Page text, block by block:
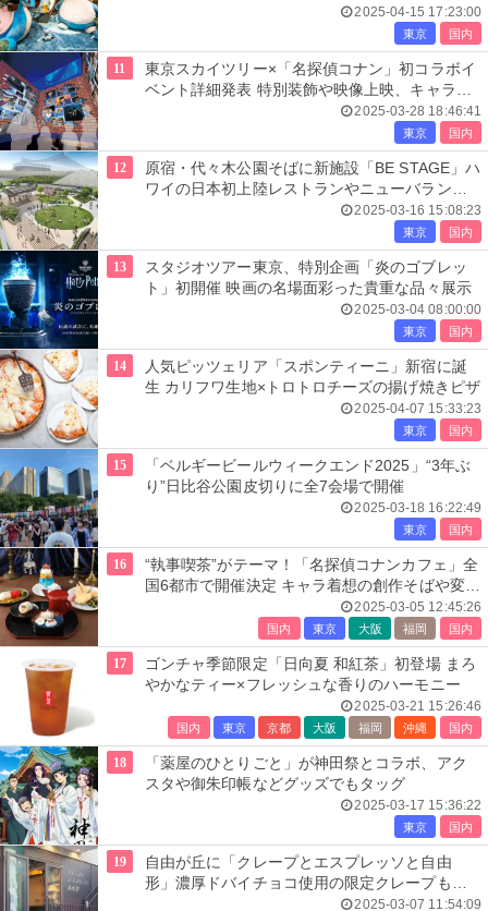
2025-04-15 17:23:00
東京 国内
11
東京スカイツリー×「名探偵コナン」初コラボイ
ベント詳細発表 特別装飾や映像上映、キャラ達
2025-03-28 18:46:41
東京 国内
12
原宿・代々木公園そばに新施設「BE STAGE」ハ
ワイの日本初上陸レストランやニューバランス
2025-03-16 15:08:23
東京 国内
13
スタジオツアー東京、特別企画「炎のゴブレッ
ト」初開催 映画の名場面彩った貴重な品々展示
2025-03-04 08:00:00
東京 国内
14
人気ピッツェリア「スポンティーニ」新宿に誕
生 カリフワ生地×トロトロチーズの揚げ焼きピザ
2025-04-07 15:33:23
東京 国内
15
「ベルギービールウィークエンド2025」“3年ぶ
り”日比谷公園皮切りに全7会場で開催
2025-03-18 16:22:49
東京 国内
16
“執事喫茶”がテーマ！「名探偵コナンカフェ」全
国6都市で開催決定 キャラ着想の創作そばや変声
2025-03-05 12:45:26
国内 東京 大阪 福岡 国内
17
ゴンチャ季節限定「日向夏 和紅茶」初登場 まろ
やかなティー×フレッシュな香りのハーモニー
2025-03-21 15:26:46
国内 東京 京都 大阪 福岡 沖縄 国内
18
「薬屋のひとりごと」が神田祭とコラボ、アク
スタや御朱印帳などグッズでもタッグ
2025-03-17 15:36:22
東京 国内
19
自由が丘に「クレープとエスプレッソと自由
形」濃厚ドバイチョコ使用の限定クレープも提
2025-03-07 11:54:09